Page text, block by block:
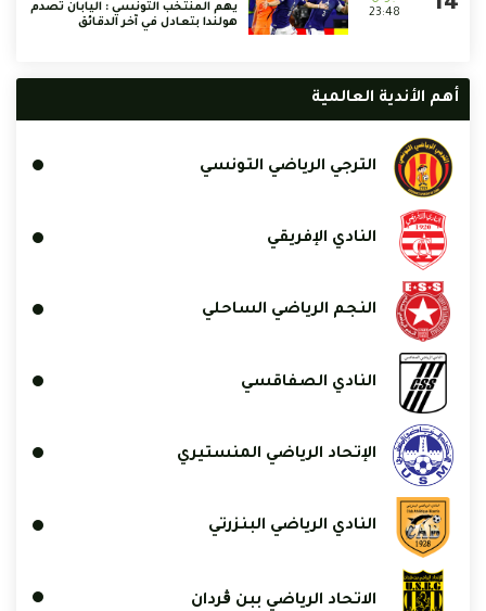
23:48
يهم المنتخب التونسي : اليابان تصدم
هولندا بتعادل في آخر الدقائق
أهم الأندية العالمية
الترجي الرياضي التونسي
النادي الإفريقي
النجم الرياضي الساحلي
النادي الصفاقسي
الإتحاد الرياضي المنستيري
النادي الرياضي البنزرتي
الاتحاد الرياضي ببن ڨردان